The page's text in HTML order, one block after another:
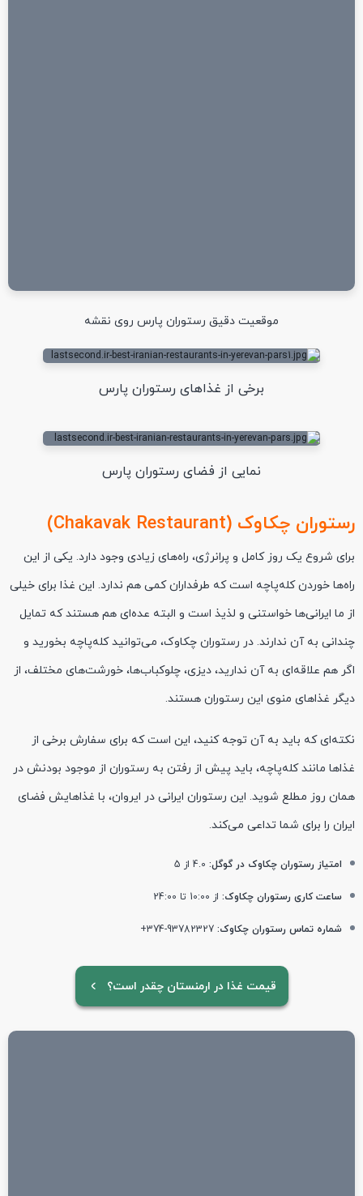
موقعیت دقیق رستوران پارس روی نقشه
برخی از غذاهای رستوران پارس
نمایی از فضای رستوران پارس
رستوران چکاوک (Chakavak Restaurant)
برای شروع یک روز کامل و پرانرژی، راه‌های زیادی وجود دارد. یکی از این
راه‌ها خوردن کله‌پاچه است که طرفداران کمی هم ندارد. این غذا برای خیلی
از ما ایرانی‌ها خواستنی و لذیذ است و البته عده‌ای هم هستند که تمایل
چندانی به آن ندارند. در رستوران چکاوک، می‌توانید کله‌پاچه بخورید و
اگر هم علاقه‌ای به آن ندارید، دیزی، چلوکباب‌ها، خورشت‌های مختلف، از
دیگر غذاهای منوی این رستوران هستند.
نکته‌ای که باید به آن توجه کنید، این است که برای سفارش برخی از
غذاها مانند کله‌پاچه، باید پیش از رفتن به رستوران از موجود بودنش در
همان روز مطلع شوید. این رستوران ایرانی در ایروان، با غذاهایش فضای
ایران را برای شما تداعی می‌کند.
امتیاز رستوران چکاوک در گوگل:
ساعت کاری رستوران چکاوک: از 10:00 تا 24:00
شماره تماس رستوران چکاوک:
قیمت غذا در ارمنستان چقدر است؟